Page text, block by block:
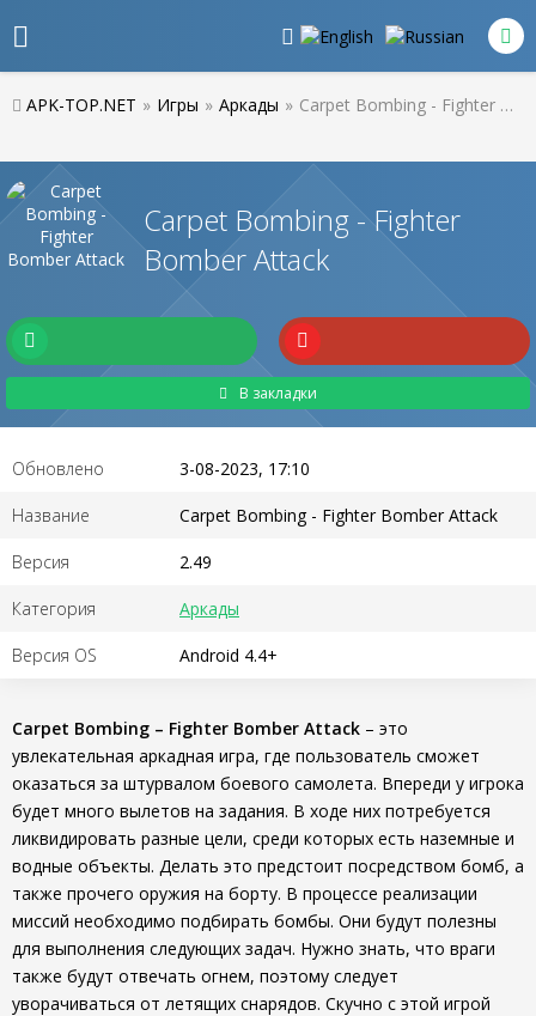
APK-TOP.NET » Игры » Аркады » Carpet Bombing - Fighter Bomber Attack
Carpet Bombing - Fighter
Bomber Attack
В закладки
Обновлено 3-08-2023, 17:10
Название Carpet Bombing - Fighter Bomber Attack
Версия 2.49
Категория Аркады
Версия OS Android 4.4+
Carpet Bombing – Fighter Bomber Attack – это
увлекательная аркадная игра, где пользователь сможет
оказаться за штурвалом боевого самолета. Впереди у игрока
будет много вылетов на задания. В ходе них потребуется
ликвидировать разные цели, среди которых есть наземные и
водные объекты. Делать это предстоит посредством бомб, а
также прочего оружия на борту. В процессе реализации
миссий необходимо подбирать бомбы. Они будут полезны
для выполнения следующих задач. Нужно знать, что враги
также будут отвечать огнем, поэтому следует
уворачиваться от летящих снарядов. Скучно с этой игрой